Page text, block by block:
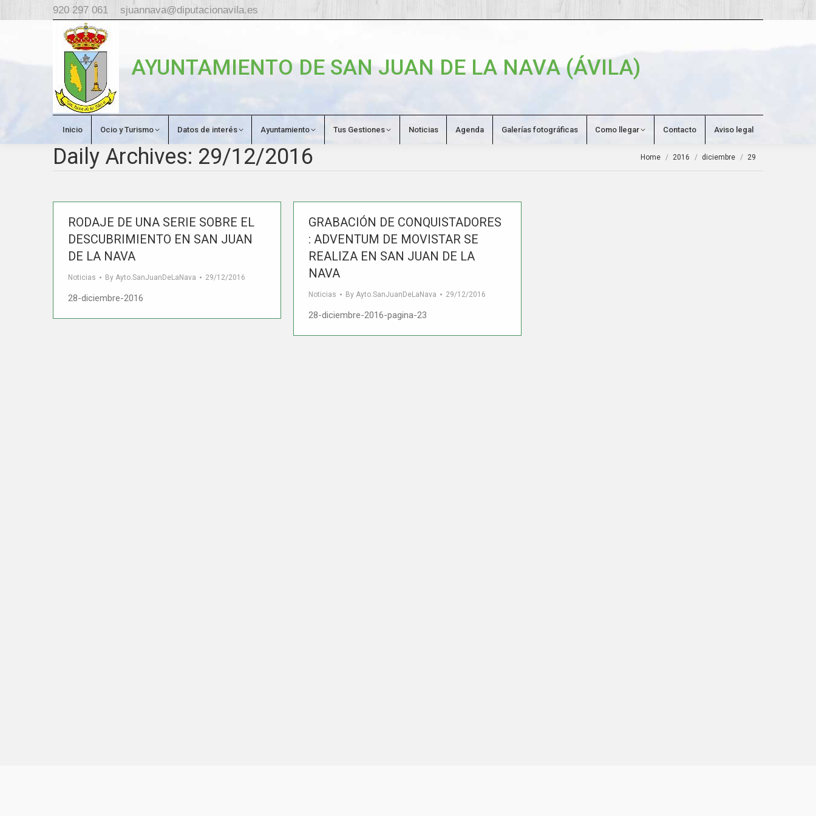
920 297 061 sjuannava@diputacionavila.es
AYUNTAMIENTO DE SAN JUAN DE LA NAVA (ÁVILA)
Inicio Ocio y Turismo Datos de interés Ayuntamiento Tus Gestiones Noticias Agenda Galerías fotográficas Como llegar Contacto Aviso legal
Daily Archives: 29/12/2016 You are here:
Home 2016 diciembre 29
RODAJE DE UNA SERIE SOBRE EL
DESCUBRIMIENTO EN SAN JUAN
DE LA NAVA
Noticias By Ayto.SanJuanDeLaNava 29/12/2016
28-diciembre-2016
GRABACIÓN DE CONQUISTADORES
: ADVENTUM DE MOVISTAR SE
REALIZA EN SAN JUAN DE LA
NAVA
Noticias By Ayto.SanJuanDeLaNava 29/12/2016
28-diciembre-2016-pagina-23